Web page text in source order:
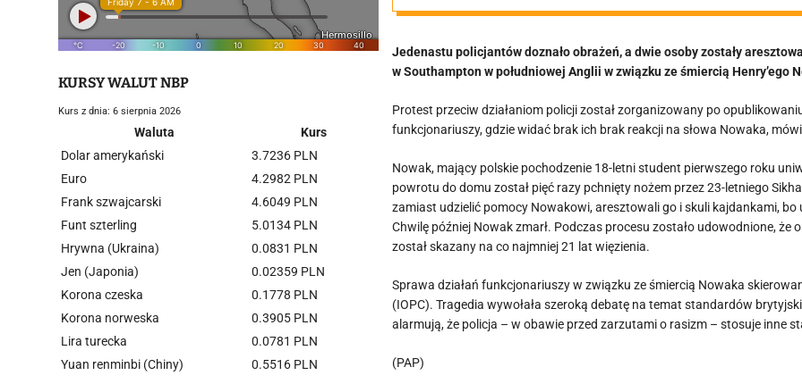
Jedenastu policjantów doznało obrażeń, a dwie osoby zostały
w Southampton w południowej Anglii w związku ze śmiercią Henry’ego
Protest przeciw działaniom policji został zorganizowany po
funkcjonariuszy, gdzie widać brak ich brak reakcji na słowa Nowaka,
Nowak, mający polskie pochodzenie 18-letni student pierwszego roku
powrotu do domu został pięć razy pchnięty nożem przez 23-letniego
zamiast udzielić pomocy Nowakowi, aresztowali go i skuli kajdankami,
Chwilę później Nowak zmarł. Podczas procesu zostało udowodnione, że
został skazany na co najmniej 21 lat więzienia.
Sprawa działań funkcjonariuszy w związku ze śmiercią Nowaka
(IOPC). Tragedia wywołała szeroką debatę na temat standardów
alarmują, że policja – w obawie przed zarzutami o rasizm – stosuje inne
(PAP)
KURSY WALUT NBP
Kurs z dnia: 6 sierpnia 2026
Waluta
Kurs
Dolar amerykański
3.7236 PLN
Euro
4.2982 PLN
Frank szwajcarski
4.6049 PLN
Funt szterling
5.0134 PLN
Hrywna (Ukraina)
0.0831 PLN
Jen (Japonia)
0.02359 PLN
Korona czeska
0.1778 PLN
Korona norweska
0.3905 PLN
Lira turecka
0.0781 PLN
Yuan renminbi (Chiny)
0.5516 PLN